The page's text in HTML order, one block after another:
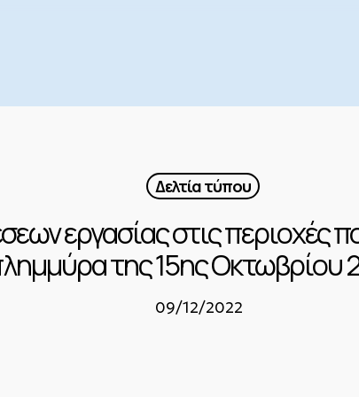
Δελτία τύπου
εργασίας στις περιοχές
της 15ης Οκτωβρίου
09/12/2022